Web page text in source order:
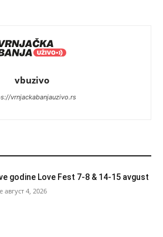
vbuzivo
vrnjackabanjauzivo.rs
godine Love Fest 7-8 & 14-15 avgust
август 4, 2026